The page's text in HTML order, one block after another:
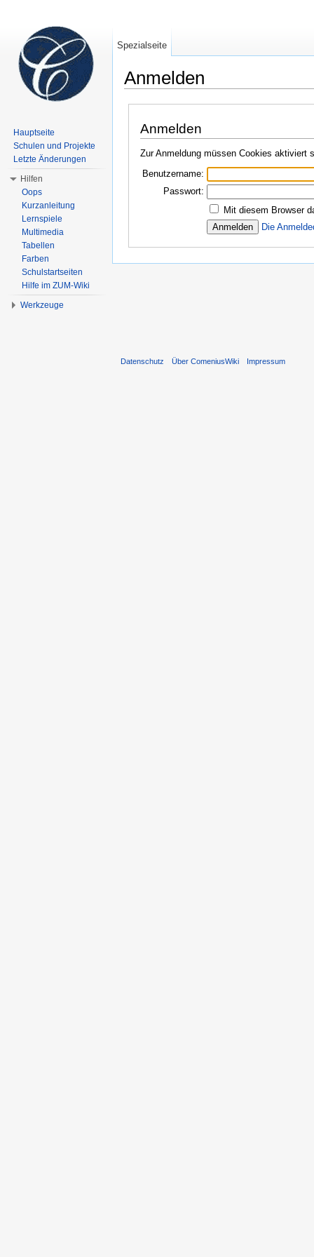
Anmelden
Anmelden
Zur Anmeldung müssen Cookies aktiviert
Benutzername:
Passwort:
Mit diesem Browser
Die
Spezialseite
Hauptseite
Schulen und Projekte
Letzte Änderungen
Hilfen
Oops
Kurzanleitung
Lernspiele
Multimedia
Tabellen
Farben
Schulstartseiten
Hilfe im ZUM-Wiki
Werkzeuge
Datenschutz Über ComeniusWiki Impressum